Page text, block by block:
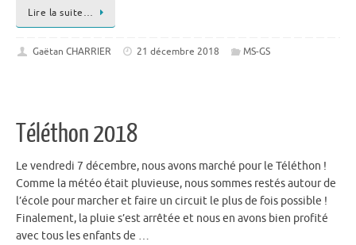
Lire la suite…
Gaëtan CHARRIER 21 décembre 2018 MS-GS
Téléthon 2018
Le vendredi 7 décembre, nous avons marché pour le Téléthon !
Comme la météo était pluvieuse, nous sommes restés autour de
l’école pour marcher et faire un circuit le plus de fois possible !
Finalement, la pluie s’est arrêtée et nous en avons bien profité
avec tous les enfants de …